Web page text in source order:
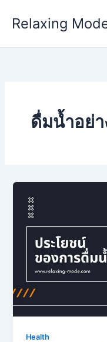
Relaxing
ดื่มน้ำอย่า
Health